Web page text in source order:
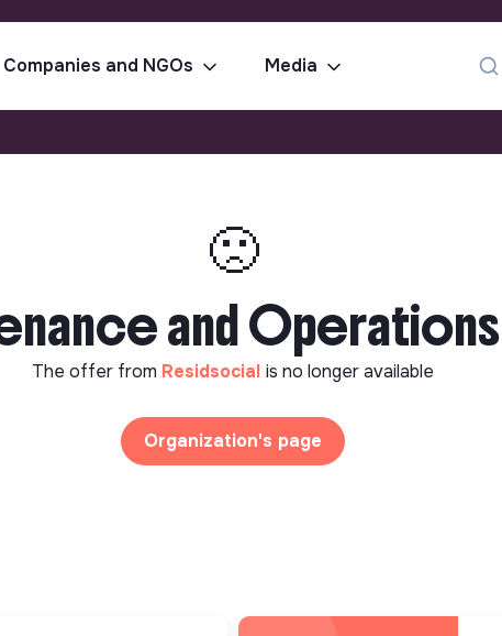
Companies and NGOs Media
🙁
and
The offer from Residsocial is no longer available
Organization's page